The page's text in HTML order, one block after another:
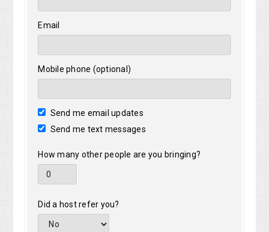
Email
Mobile phone (optional)
Send me email updates
Send me text messages
How many other people are you bringing?
Did a host refer you?